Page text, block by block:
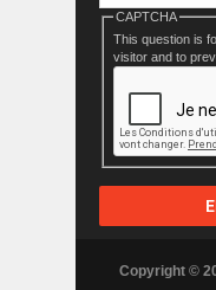
CAPTCHA
This question is
visitor and to
Copyright ©